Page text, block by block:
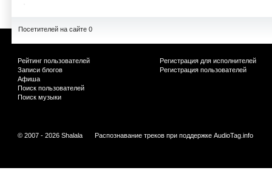
Посетителей на сайте 0
Рейтинг пользователей
Записи блогов
Афиша
Поиск пользователей
Поиск музыки
Регистрация для исполнителей
Регистрация пользователей
© 2007 - 2026 Shalala Распознавание треков при поддержке AudioTag.info